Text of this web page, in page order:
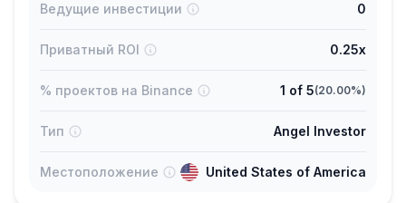
Ведущие инвестиции 0
Приватный ROI 0.25x
% проектов на Binance 1 of 5(20.00%)
Тип Angel Investor
Местоположение United States of America